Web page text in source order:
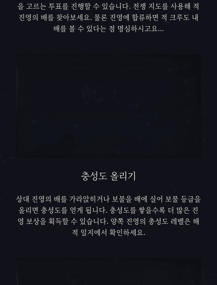
을 고르는 투표를 진행할 수 있습니다. 전쟁 지도를 사용해 적
진영의 배를 찾아보세요. 물론 진영에 합류하면 적 크루도 내
배를 볼 수 있다는 점 명심하시고요...
충성도 올리기
상대 진영의 배를 가라앉히거나 보물을 배에 실어 보물 등급을
올리면 충성도를 얻게 됩니다. 충성도를 쌓을수록 더 많은 진
영 보상을 획득할 수 있습니다. 양쪽 진영의 충성도 레벨은 해
적 일지에서 확인하세요.